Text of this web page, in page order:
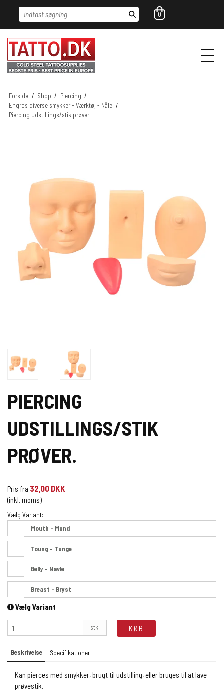
Indtast søgning 0
Forside / Shop / Piercing /
Engros diverse smykker - Værktøj - Nåle /
Piercing udstillings/stik prøver.
PIERCING
UDSTILLINGS/STIK
PRØVER.
Pris fra 32,00 DKK
(inkl. moms)
Vælg Variant:
Mouth - Mund
Toung - Tunge
Belly - Navle
Breast - Bryst
Vælg Variant
stk. KØB
Beskrivelse Specifikationer
Kan pierces med smykker, brugt til udstilling, eller bruges til at lave
prøvestik.